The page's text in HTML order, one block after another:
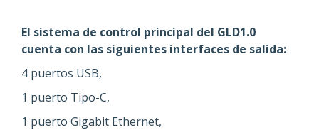
El sistema de control principal del GLD1.0
cuenta con las siguientes interfaces de salida:
4 puertos USB,
1 puerto Tipo-C,
1 puerto Gigabit Ethernet,